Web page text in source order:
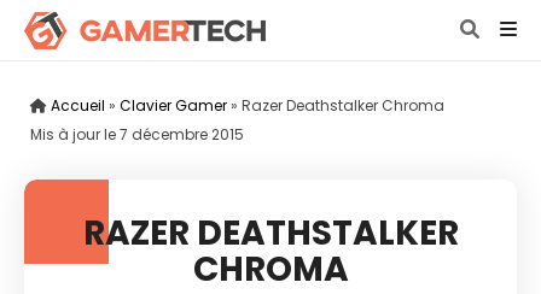
Accueil » Clavier Gamer» Razer Deathstalker Chroma
Mis à jour le7 décembre 2015
RAZER DEATHSTALKER
CHROMA